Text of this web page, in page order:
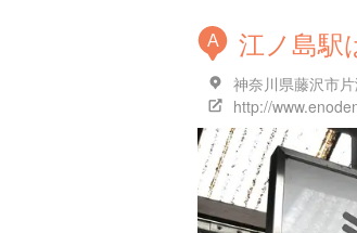
A 江ノ島駅
神奈川県藤沢市
http://